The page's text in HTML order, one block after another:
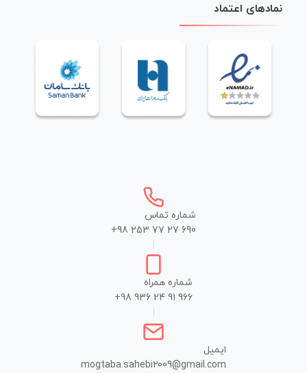
نمادهای اعتماد
شماره تماس
+98 253 77 27 690
شماره همراه
+98 936 24 91 966
ایمیل
mogtaba.sahebi2009@gmail.com